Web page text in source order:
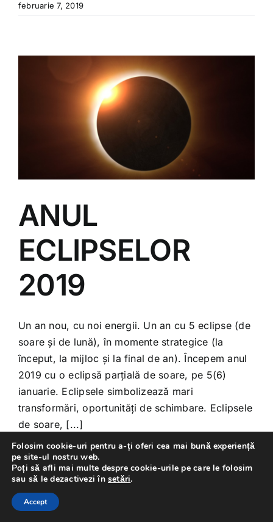
februarie 7, 2019
ANUL
ECLIPSELOR
2019
Un an nou, cu noi energii. Un an cu 5 eclipse (de
soare și de lună), în momente strategice (la
început, la mijloc și la final de an). Începem anul
2019 cu o eclipsă parțială de soare, pe 5(6)
ianuarie. Eclipsele simbolizează mari
transformări, oportunități de schimbare. Eclipsele
de soare, [...]
ianuarie 2, 2019
Folosim cookie-uri pentru a-ți oferi cea mai bună experiență
pe site-ul nostru web.
Poți să afli mai multe despre cookie-urile pe care le folosim
sau să le dezactivezi în setări.
Accept